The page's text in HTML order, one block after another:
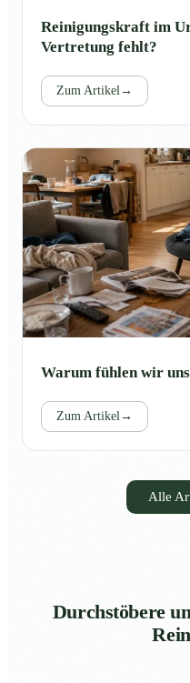
Reinigungskraft im
Vertretung fehlt?
Zum Artikel →
Warum fühlen wir
Zum Artikel →
Alle
Durchstöbere